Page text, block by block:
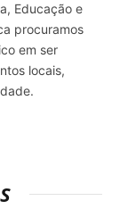
Educação e
procuramos
em ser
locais,